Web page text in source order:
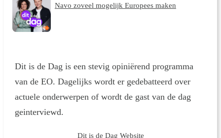
Navo zoveel mogelijk Europees maken
Dit is de Dag is een stevig opiniërend programma
van de EO. Dagelijks wordt er gedebatteerd over
actuele onderwerpen of wordt de gast van de dag
geinterviewd.
Dit is de Dag Website